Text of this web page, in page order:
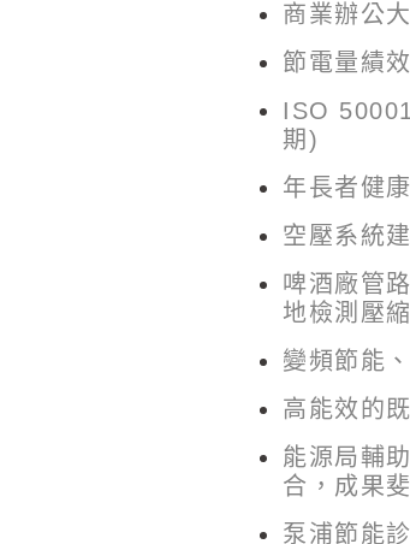
商業辦公
節電量績
ISO
期)
年長者健
空壓系統
啤酒廠管
地檢測壓
變頻節能
高能效的
能源局輔
合，成果
泵浦節能